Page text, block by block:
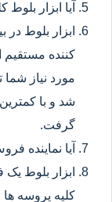
آیا ابزار
کننده مستقیم
مورد نیاز
شد و با
گرفت.
آیا نماینده
ابزار بلوط
کلیه پروسه